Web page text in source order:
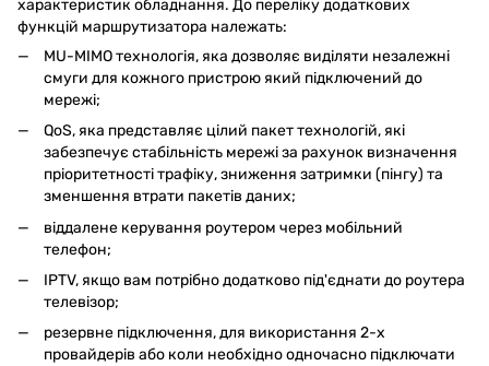
характеристик обладнання. До переліку додаткових
функцій маршрутизатора належать:
MU-MIMO технологія, яка дозволяє виділяти незалежні
смуги для кожного пристрою який підключений до
мережі;
QoS, яка представляє цілий пакет технологій, які
забезпечує стабільність мережі за рахунок визначення
пріоритетності трафіку, зниження затримки (пінгу) та
зменшення втрати пакетів даних;
віддалене керування роутером через мобільний
телефон;
IPTV, якщо вам потрібно додатково під'єднати до роутера
телевізор;
резервне підключення, для використання 2-х
провайдерів або коли необхідно одночасно підключати